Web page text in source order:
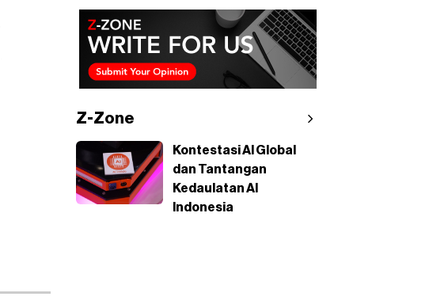
Z-Zone
Kontestasi AI Global
dan Tantangan
Kedaulatan AI
Indonesia